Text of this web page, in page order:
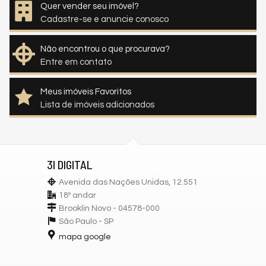
Quer vender seu imóvel?
Cadastre-se e anuncie conosco
Não encontrou o que procurava?
Entre em contato
Meus imóveis Favoritos
Lista de imóveis adicionados
3I DIGITAL
Avenida das Nações Unidas, 12.551
18º andar
Brooklin Novo - 04578-000
São Paulo - SP
mapa google